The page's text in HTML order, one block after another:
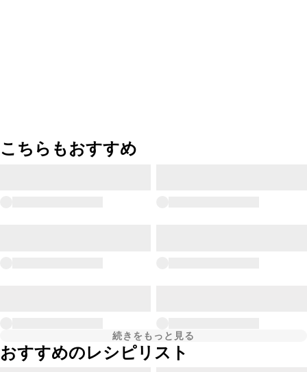
こちらもおすすめ
続きをもっと見る
おすすめのレシピリスト